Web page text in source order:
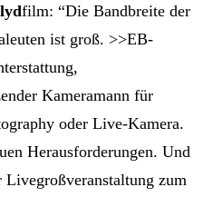
film: “Die Bandbreite der
ist groß. >>EB-
Kameramann für
oder Live-Kamera.
Herausforderungen. Und
Livegroßveranstaltung zum